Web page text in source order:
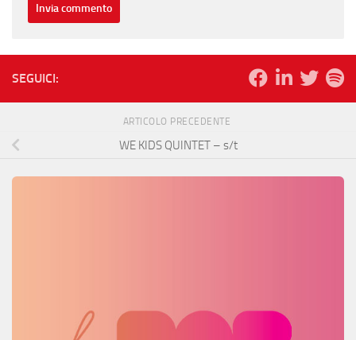
SEGUICI:
ARTICOLO PRECEDENTE
WE KIDS QUINTET – s/t